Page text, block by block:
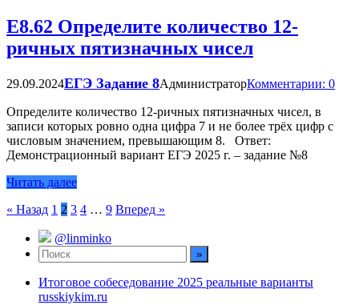
Е8.62 Определите количество 12-
ричных пятизначных чисел
29.09.2024ЕГЭ Задание 8АдминистраторКомментарии: 0
Определите количество 12-ричных пятизначных чисел, в
записи которых ровно одна цифра 7 и не более трёх цифр с
числовым значением, превышающим 8. Ответ:
Демонстрационный вариант ЕГЭ 2025 г. – задание №8
Читать далее
Пагинация
записей
« Назад 1 2 3 4 … 9 Вперед »
@linminko
Итоговое собеседование 2025 реальные варианты
russkiykim.ru